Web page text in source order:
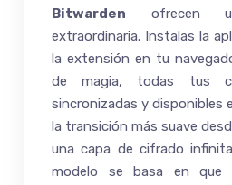
Bitwarden ofrecen
extraordinaria. Instalas la
la extensión en tu
de magia, todas tus
sincronizadas y disponibles
la transición más suave
una capa de cifrado
modelo se basa en que